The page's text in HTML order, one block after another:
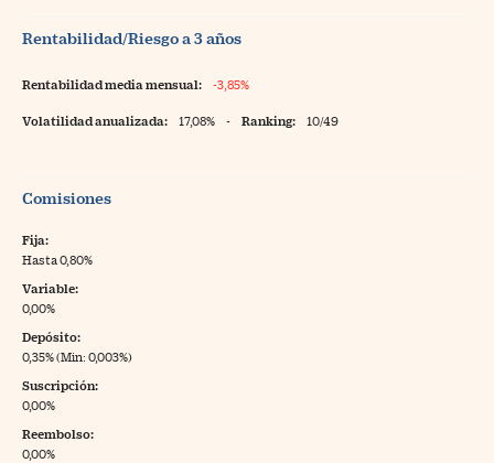
Rentabilidad/Riesgo a 3 años
Rentabilidad media mensual: -3,85%
Volatilidad anualizada: 17,08% - Ranking: 10/49
Comisiones
Fija:
Hasta 0,80%
Variable:
0,00%
Depósito:
0,35% (Min: 0,003%)
Suscripción:
0,00%
Reembolso:
0,00%